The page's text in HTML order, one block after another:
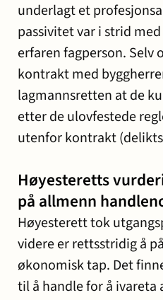
underlagt et
passivitet var i strid
erfaren fagperson. Selv
kontrakt med
lagmannsretten at de
etter de ulovfestede
utenfor kontrakt
Høyesteretts
på allmenn
Høyesterett tok
videre er rettsstridig å
økonomisk tap. Det
til å handle for å ivareta